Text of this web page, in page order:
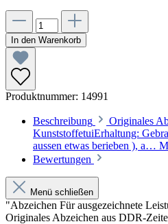
In den Warenkorb
Produktnummer: 14991
Beschreibung
Originales
KunststoffetuiErhaltung:
aussen etwas berieben ), a…
Bewertungen
Menü schließen
"Abzeichen Für ausgezeichnete
Originales Abzeichen aus DDR-